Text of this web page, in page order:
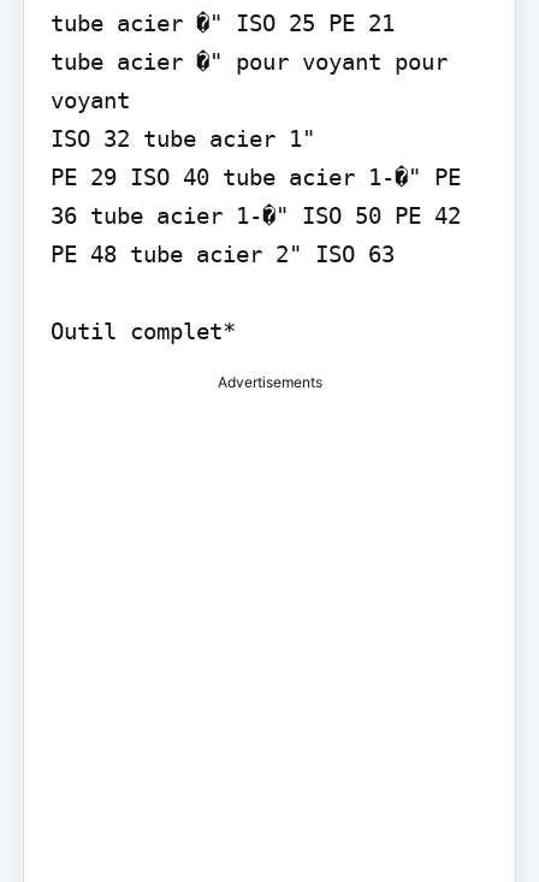
tube acier �" ISO 25 PE 21
tube acier �" pour voyant pour
voyant
ISO 32 tube acier 1"
PE 29 ISO 40 tube acier 1-�" PE
36 tube acier 1-�" ISO 50 PE 42
PE 48 tube acier 2" ISO 63
Outil complet*
Advertisements